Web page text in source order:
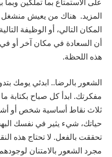
المزيد. هناك من يعيش
المكان التالي، أو الوظيفة
أن السعادة في مكان آخر أو
هذه اللحظة.
الشعور بالرضا.. ابدئي يومك
مفكرتك. ابدأ كل صباح بكتابة
ثلاث نقاط أساسية شخص أو
حياتك، شيء يثير في نفسك
تحققت بالفعل. لا تحتاج هذه
مجرد الشعور بالامتنان